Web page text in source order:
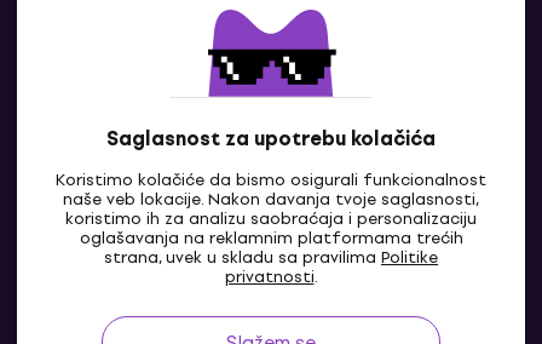
Saglasnost za upotrebu kolačića
Koristimo kolačiće da bismo osigurali funkcionalnost
naše veb lokacije. Nakon davanja tvoje saglasnosti,
koristimo ih za analizu saobraćaja i personalizaciju
oglašavanja na reklamnim platformama trećih
strana, uvek u skladu sa pravilima Politike
privatnosti.
Kontakti
Kontaktiraj nas